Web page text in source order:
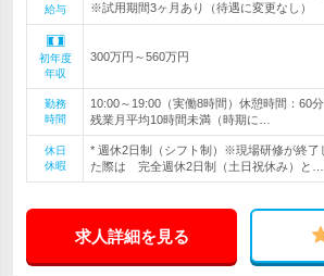
給与
※試用期間3ヶ月あり（待遇に変更なし）
初年度
年収
300万円～560万円
勤務
時間
10:00～19:00（実働8時間）休憩時間：60
残業月平均10時間未満（時期に…
休日
休暇
* 週休2日制（シフト制）※現場研修が終
た際は 完全週休2日制（土日祝休み）と…
求人詳細を見る